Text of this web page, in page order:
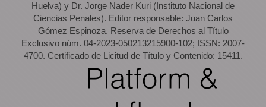
Huelva) y Dr. Jorge Nader Kuri (Instituto Nacional de
Ciencias Penales). Editor responsable: Juan Carlos
Gómez Espinoza. Reserva de Derechos al Título
Exclusivo núm. 04-2023-050213215900-102; ISSN: 2007-
4700. Certificado de Licitud de Título y Contenido: 15411.